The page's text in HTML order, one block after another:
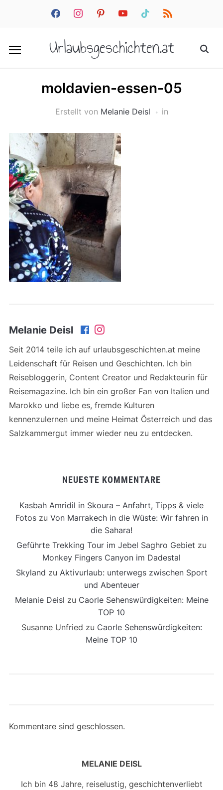
facebookinstagrampinterestyoutube tiktok rss
Urlaubsgeschichten.at
moldavien-essen-05
Erstellt von Melanie Deisl in
Melanie Deisl
Seit 2014 teile ich auf urlaubsgeschichten.at meine
Leidenschaft für Reisen und Geschichten. Ich bin
Reisebloggerin, Content Creator und Redakteurin für
Reisemagazine. Ich bin ein großer Fan von Italien und
Marokko und liebe es, fremde Kulturen
kennenzulernen und meine Heimat Österreich und das
Salzkammergut immer wieder neu zu entdecken.
NEUESTE KOMMENTARE
Kasbah Amridil in Skoura – Anfahrt, Tipps & viele
Fotoszu Von Marrakech in die Wüste: Wir fahren in
die Sahara!
Geführte Trekking Tour im Jebel Saghro Gebiet zu
Monkey Fingers Canyon im Dadestal
Skyland zu Aktivurlaub: unterwegs zwischen Sport
und Abenteuer
Melanie Deisl zu Caorle Sehenswürdigkeiten: Meine
TOP 10
Susanne Unfried zu Caorle Sehenswürdigkeiten:
Meine TOP 10
Kommentare sind geschlossen.
MELANIE DEISL
Ich bin 48 Jahre, reiselustig, geschichtenverliebt